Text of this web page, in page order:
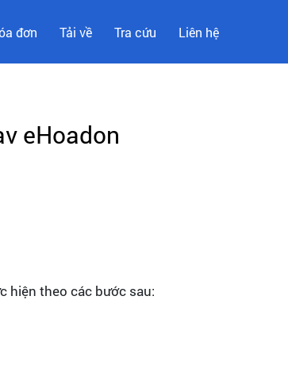
đơn Tải về Tra cứu Liên hệ
eHoadon
hiện theo các bước sau: